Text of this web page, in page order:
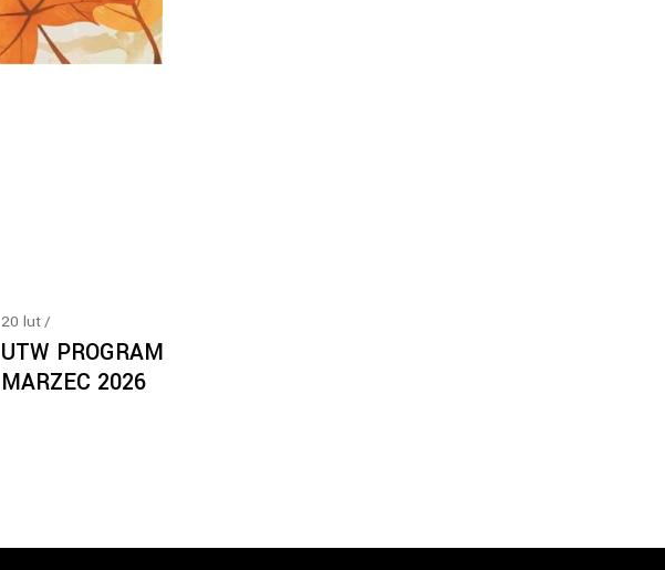
20 lut
UTW PROGRAM
MARZEC 2026